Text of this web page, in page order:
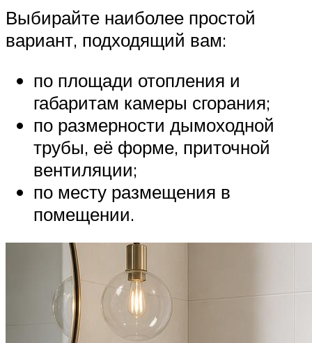
Выбирайте наиболее простой
вариант, подходящий вам:
по площади отопления и
габаритам камеры сгорания;
по размерности дымоходной
трубы, её форме, приточной
вентиляции;
по месту размещения в
помещении.